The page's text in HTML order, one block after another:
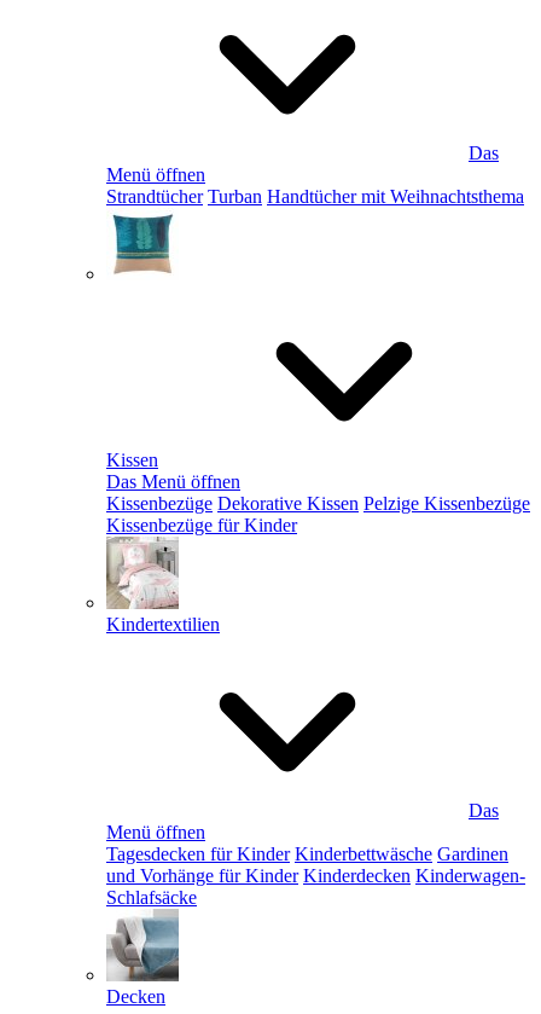
Das
Menü öffnen
Strandtücher Turban Handtücher mit Weihnachtsthema
Kissen
Das Menü öffnen
Kissenbezüge Dekorative Kissen Pelzige Kissenbezüge
Kissenbezüge für Kinder
Kindertextilien
Das
Menü öffnen
Tagesdecken für Kinder Kinderbettwäsche Gardinen
und Vorhänge für Kinder Kinderdecken Kinderwagen-
Schlafsäcke
Decken